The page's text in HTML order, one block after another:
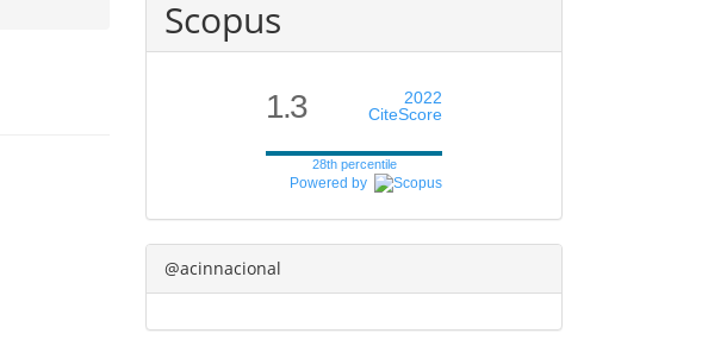
Scopus
1.3
2022
CiteScore
28th percentile
Powered by
@acinnacional